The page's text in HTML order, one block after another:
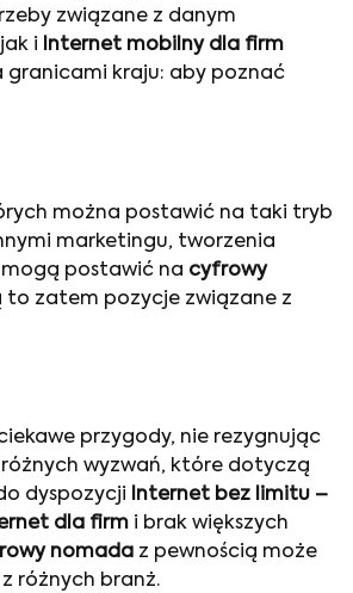
związane z danym
i Internet mobilny dla firm
granicami kraju: aby poznać
można postawić na taki tryb
marketingu, tworzenia
postawić na cyfrowy
to zatem pozycje związane z
przygody, nie rezygnując
wyzwań, które dotyczą
dyspozycji
Internet bez limitu –
dla firm i brak większych
nomada z pewnością może
różnych branż.